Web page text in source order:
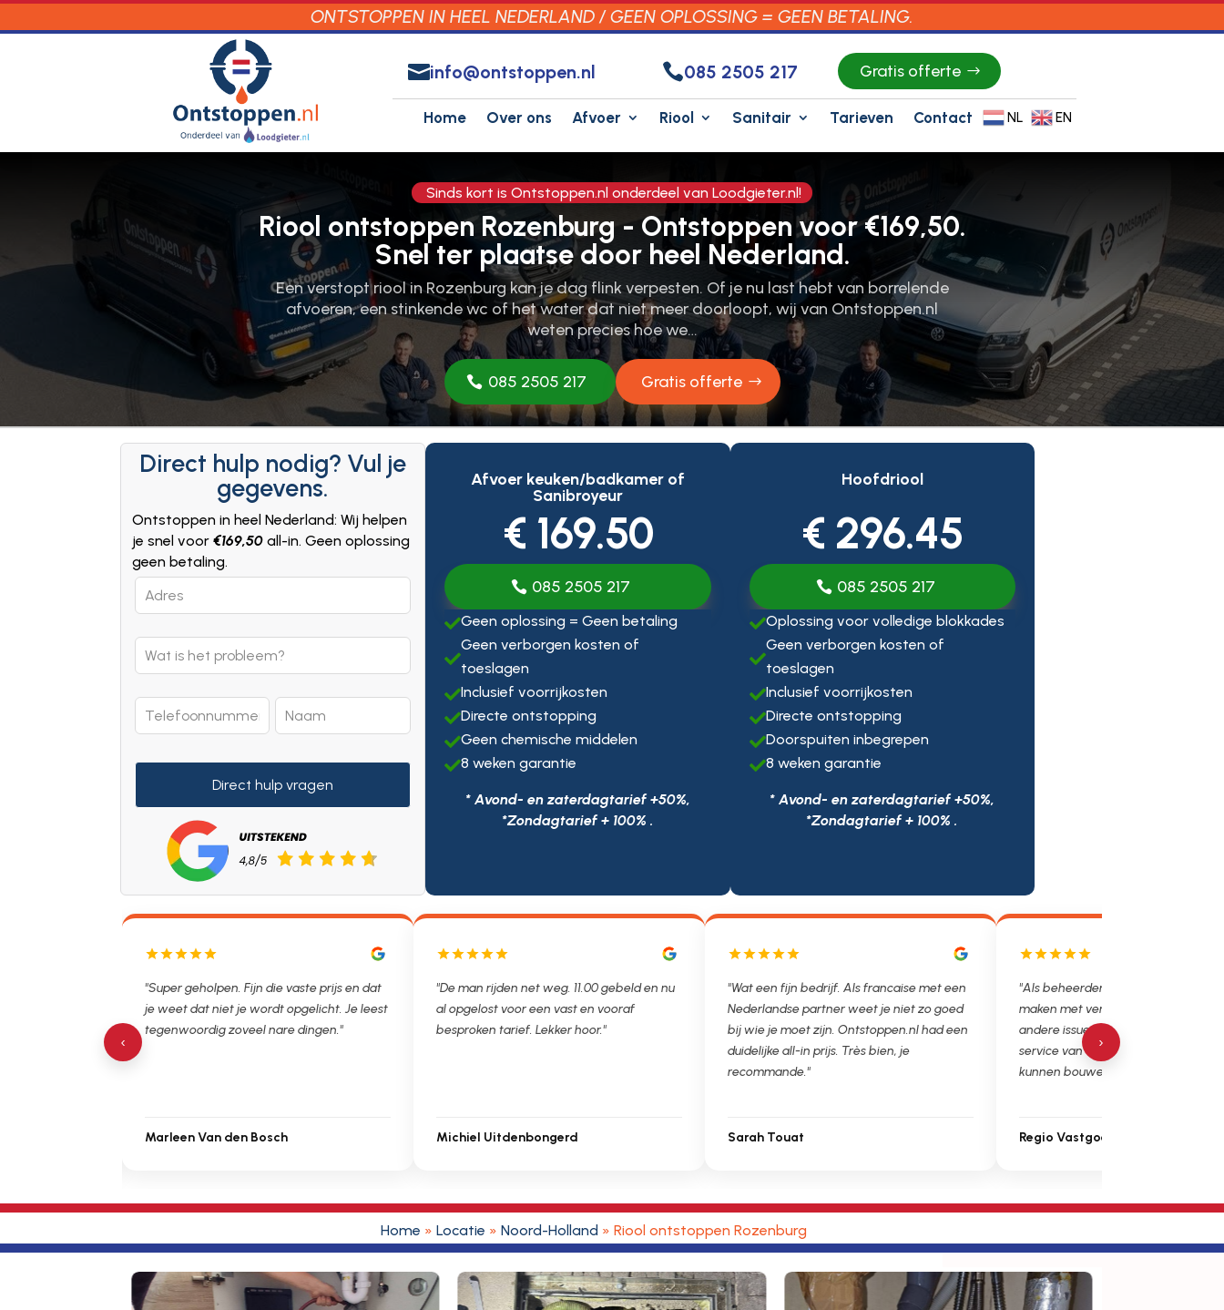
ONTSTOPPEN IN HEEL NEDERLAND / GEEN OPLOSSING = GEEN BETALING.
info@ontstoppen.nl 085 2505 217 Gratis offerte
Home Over ons Afvoer Riool Sanitair Tarieven Contact NL EN
Sinds kort is Ontstoppen.nl onderdeel van Loodgieter.nl!
Riool ontstoppen Rozenburg - Ontstoppen voor €169,50.
Snel ter plaatse door heel Nederland.
Een verstopt riool in Rozenburg kan je dag flink verpesten.​ Of je nu last hebt van borrelende
afvoeren, een stinkende wc of het water dat niet meer doorloopt, wij van Ontstoppen.​nl
weten precies hoe we…
085 2505 217 Gratis offerte
Direct hulp nodig? Vul je
gegevens.
Ontstoppen in heel Nederland: Wij helpen
je snel voor €169,50 all-in. Geen oplossing
geen betaling.
Leave
this
blank
Direct hulp vragen
Afvoer keuken/badkamer of
Sanibroyeur
€ 169.50
085 2505 217
Geen oplossing = Geen betaling

Geen verborgen kosten of
toeslagen
Inclusief voorrijkosten
Directe ontstopping
Geen chemische middelen
8 weken garantie
* Avond- en zaterdagtarief +50%,
*Zondagtarief + 100% .
Hoofdriool
€ 296.45
085 2505 217
Oplossing voor volledige blokkades

Geen verborgen kosten of
toeslagen
Inclusief voorrijkosten
Directe ontstopping
Doorspuiten inbegrepen
8 weken garantie
* Avond- en zaterdagtarief +50%,
*Zondagtarief + 100% .
"Super geholpen. Fijn die vaste prijs en dat
je weet dat niet je wordt opgelicht. Je leest
tegenwoordig zoveel nare dingen."
Marleen Van den Bosch
"De man rijden net weg. 11.00 gebeld en nu
al opgelost voor een vast en vooraf
besproken tarief. Lekker hoor."
Michiel Uitdenbongerd
"Wat een fijn bedrijf. Als francaise met een
Nederlandse partner weet je niet zo goed
bij wie je moet zijn. Ontstoppen.nl had een
duidelijke all-in prijs. Très bien, je
recommande."
Sarah Touat
"Als beheerder hebben we helaas
maken met verstoppingen, lekkages
andere issues. Het is super fijn dat
service van Ontstoppen.nl en
kunnen bouwen. Ga zo door!"
Regio Vastgoedbeheer
‹ ›
Home » Locatie » Noord-Holland » Riool ontstoppen Rozenburg